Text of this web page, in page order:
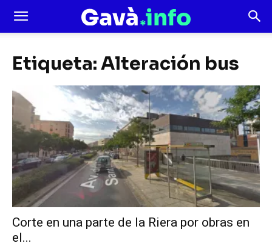
Etiqueta: Alteración bus
Corte en una parte de la Riera por obras en
el...